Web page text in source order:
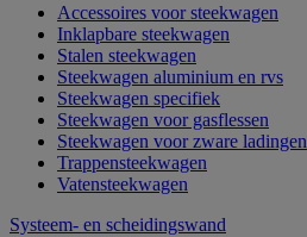
Accessoires voor steekwagen
Inklapbare steekwagen
Stalen steekwagen
Steekwagen aluminium en rvs
Steekwagen specifiek
Steekwagen voor gasflessen
Steekwagen voor zware ladingen
Trappensteekwagen
Vatensteekwagen
Systeem- en scheidingswand